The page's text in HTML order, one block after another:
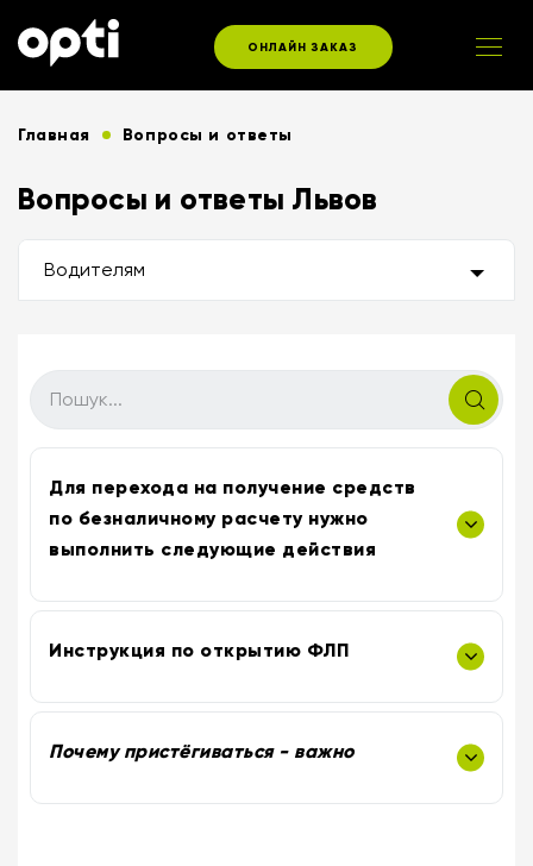
ОНЛАЙН ЗАКАЗ
Главная Вопросы и ответы
Вопросы и ответы Львов
Водителям
Для перехода на получение средств
по безналичному расчету нужно
выполнить следующие действия
Инструкция по открытию ФЛП
Почему пристёгиваться - важно